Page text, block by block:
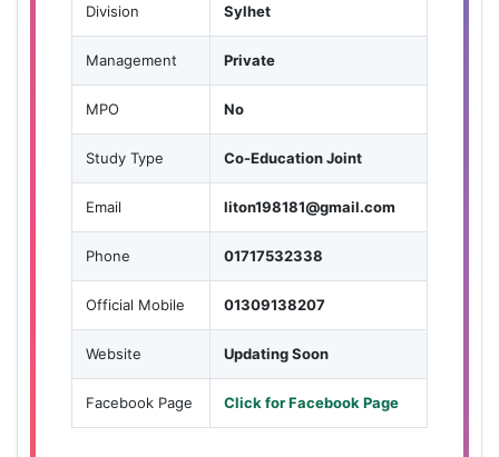
Division Sylhet
Management Private
MPO No
Study Type Co-Education Joint
Email liton198181@gmail.com
Phone 01717532338
Official Mobile 01309138207
Website Updating Soon
Facebook Page Click for Facebook Page